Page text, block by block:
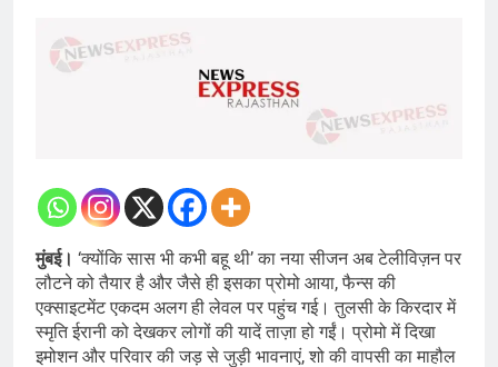
मुंबई। ‘क्योंकि सास भी कभी बहू थी’ का नया सीजन अब टेलीविज़न पर
लौटने को तैयार है और जैसे ही इसका प्रोमो आया, फैन्स की
एक्साइटमेंट एकदम अलग ही लेवल पर पहुंच गई। तुलसी के किरदार में
स्मृति ईरानी को देखकर लोगों की यादें ताज़ा हो गईं। प्रोमो में दिखा
इमोशन और परिवार की जड़ से जुड़ी भावनाएं, शो की वापसी का माहौल